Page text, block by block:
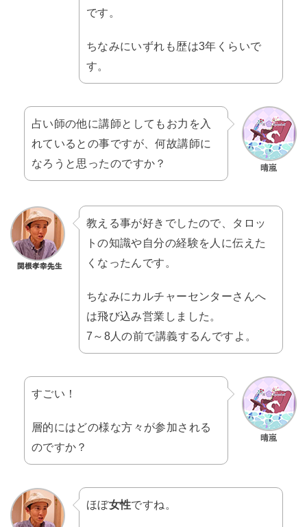
です。
ちなみにいずれも歴は3年くらいで
す。
占い師の他に講師としてもお力を入
れているとの事ですが、何故講師に
なろうと思ったのですか？
教える事が好きでしたので、タロッ
トの知識や自分の経験を人に伝えた
くなったんです。
ちなみにカルチャーセンターさんへ
は飛び込み営業しました。
7～8人の前で講義するんですよ。
すごい！
層的にはどの様な方々が参加される
のですか？
ほぼ女性ですね。